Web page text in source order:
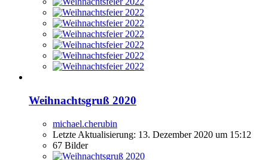
Weihnachtsgruß 2020
michael.cherubin
Letzte Aktualisierung: 13. Dezember 2020 um 15:12
67 Bilder